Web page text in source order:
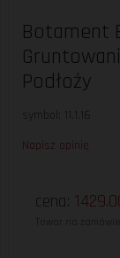
Botament
Podłoży
symbol: 11.1.16
Napisz opinię
cena: